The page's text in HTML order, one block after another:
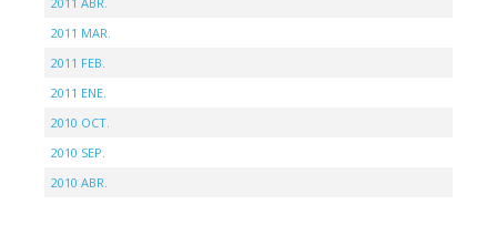
2011 MAR.
2011 FEB.
2011 ENE.
2010 OCT.
2010 SEP.
2010 ABR.